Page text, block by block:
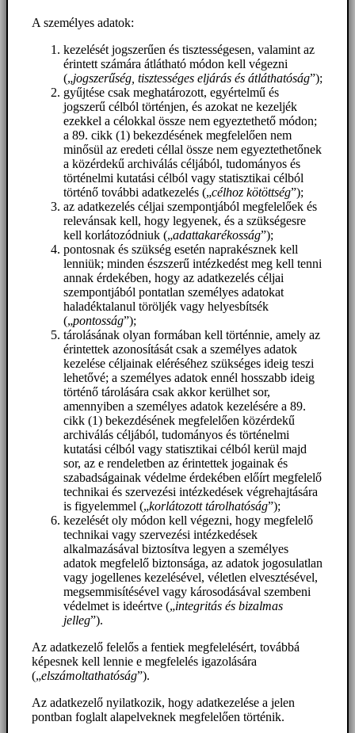
A személyes adatok:
kezelését jogszerűen és tisztességesen, valamint az
érintett számára átlátható módon kell végezni
(„jogszerűség, tisztességes eljárás és átláthatóság”);
gyűjtése csak meghatározott, egyértelmű és
jogszerű célból történjen, és azokat ne kezeljék
ezekkel a célokkal össze nem egyeztethető módon;
a 89. cikk (1) bekezdésének megfelelően nem
minősül az eredeti céllal össze nem egyeztethetőnek
a közérdekű archiválás céljából, tudományos és
történelmi kutatási célból vagy statisztikai célból
történő további adatkezelés („célhoz kötöttség”);
az adatkezelés céljai szempontjából megfelelőek és
relevánsak kell, hogy legyenek, és a szükségesre
kell korlátozódniuk („adattakarékosság”);
pontosnak és szükség esetén naprakésznek kell
lenniük; minden észszerű intézkedést meg kell tenni
annak érdekében, hogy az adatkezelés céljai
szempontjából pontatlan személyes adatokat
haladéktalanul töröljék vagy helyesbítsék
(„pontosság”);
tárolásának olyan formában kell történnie, amely az
érintettek azonosítását csak a személyes adatok
kezelése céljainak eléréséhez szükséges ideig teszi
lehetővé; a személyes adatok ennél hosszabb ideig
történő tárolására csak akkor kerülhet sor,
amennyiben a személyes adatok kezelésére a 89.
cikk (1) bekezdésének megfelelően közérdekű
archiválás céljából, tudományos és történelmi
kutatási célból vagy statisztikai célból kerül majd
sor, az e rendeletben az érintettek jogainak és
szabadságainak védelme érdekében előírt megfelelő
technikai és szervezési intézkedések végrehajtására
is figyelemmel („korlátozott tárolhatóság”);
kezelését oly módon kell végezni, hogy megfelelő
technikai vagy szervezési intézkedések
alkalmazásával biztosítva legyen a személyes
adatok megfelelő biztonsága, az adatok jogosulatlan
vagy jogellenes kezelésével, véletlen elvesztésével,
megsemmisítésével vagy károsodásával szembeni
védelmet is ideértve („integritás és bizalmas
jelleg”).
Az adatkezelő felelős a fentiek megfelelésért, továbbá
képesnek kell lennie e megfelelés igazolására
(„elszámoltathatóság”).
Az adatkezelő nyilatkozik, hogy adatkezelése a jelen
pontban foglalt alapelveknek megfelelően történik.